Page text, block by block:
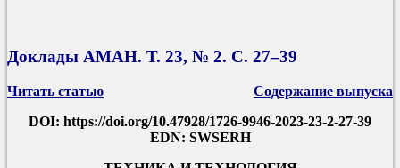
Доклады АМАН. Т. 23, № 2. С. 27–39
Читать статью
Содержание выпуска
DOI: https://doi.org/10.47928/1726-9946-2023-23-2-27-39
EDN: SWSERH